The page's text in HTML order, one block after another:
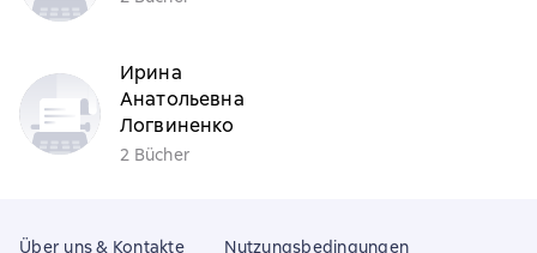
Ирина
Анатольевна
Логвиненко
2 Bücher
Über uns & Kontakte Nutzungsbedingungen